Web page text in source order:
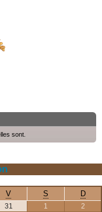
sont.
V S D
31 1
2